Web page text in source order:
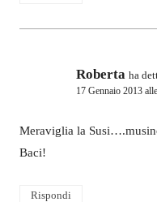
Roberta ha
17 Gennaio 2013
Meraviglia la
Baci!
Rispondi